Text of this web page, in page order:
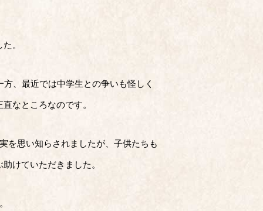
。
、最近では中学生との争いも怪しく
なところなのです。
を思い知らされましたが、子供たちも
けていただきました。